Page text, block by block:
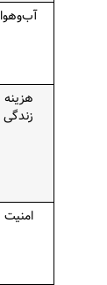
آب‌وهوا
هزینه
زندگی
امنیت